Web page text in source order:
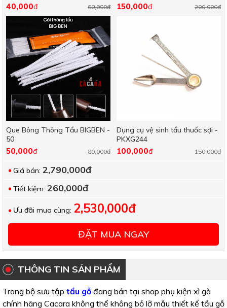
60,000đ
40,000đ 200,000đ
150,000đ
Que Bông Thông Tẩu BIGBEN -
50
80,000đ
50,000đ
Dụng cụ vệ sinh tẩu thuốc sợi -
PKXG244
150,000đ
100,000đ
Giá bán: 2,790,000đ
Tiết kiệm: 260,000đ
Ưu đãi mua cùng: 2,530,000đ
ĐẶT MUA NGAY
THÔNG TIN SẢN PHẨM
Trong bộ sưu tập tẩu gỗ đang bán tại shop phụ kiện xì gà
chính hãng Cacara không thể không bỏ lỡ mẫu thiết kế tẩu gỗ